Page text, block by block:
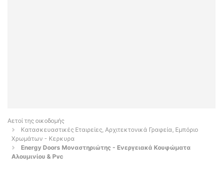
Αετοί της οικοδομής
Κατασκευαστικές Εταιρείες, Αρχιτεκτονικά Γραφεία, Εμπόριο
Χρωμάτων - Κερκυρα
Energy Doors Μοναστηριώτης - Ενεργειακά Κουφώματα
Αλουμινίου & Pvc